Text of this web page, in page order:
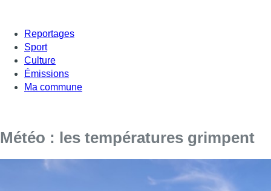
Reportages
Sport
Culture
Émissions
Ma commune
Météo : les températures grimpent